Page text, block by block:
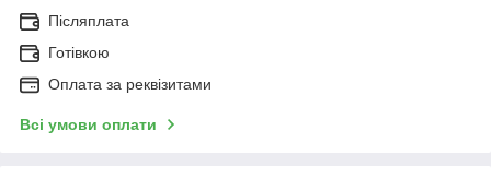
Післяплата
Готівкою
Оплата за реквізитами
Всі умови оплати